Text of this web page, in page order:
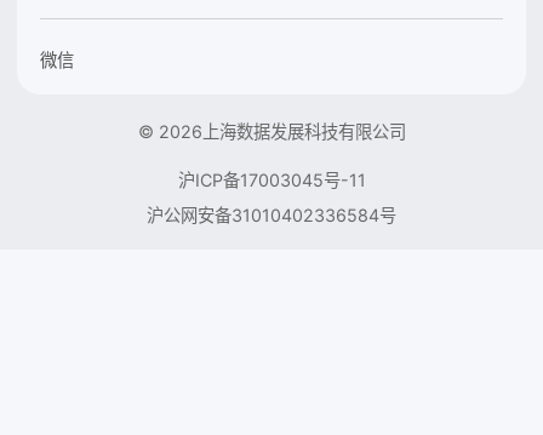
微信
© 2026上海数据发展科技有限公司
沪ICP备17003045号-11
沪公网安备31010402336584号